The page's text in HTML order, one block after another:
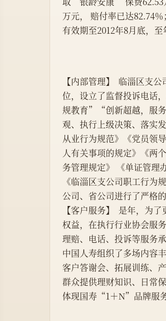
万元， 赔付率已达82.74
有效期至2012年8月底，至
【内部管理】  临淄区支
位，设立了监督投诉电
规教育”“创新超越，服
观、执行上级决策、落实
从业行为规范》《党员领
人有关事项的规定》《两
务管理规定》 《单证管理
《临淄区支公司职工行为
公司、省公司进行了严格
【客户服务】  是年，为
权益，在执行行业协会服
理赔、电话、投诉等服务
中国人寿组织了多场内容
客户答谢会、拓展训练、
群众提供理财知识、日常
体现国寿“1＋N”品牌服务